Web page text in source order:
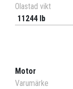
Olastad vikt
11244 lb
Motor
Varumärke